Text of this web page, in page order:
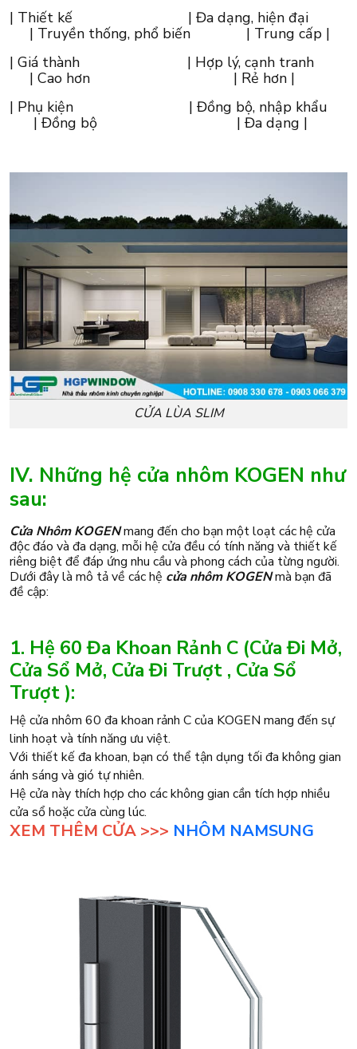
| Thiết kế | Đa dạng, hiện đại
| Truyền thống, phổ biến | Trung cấp |
| Giá thành | Hợp lý, cạnh tranh
| Cao hơn | Rẻ hơn |
| Phụ kiện | Đồng bộ, nhập khẩu
| Đồng bộ | Đa dạng |
CỬA LÙA SLIM
IV. Những hệ cửa nhôm KOGEN như
sau:
Cửa Nhôm KOGENmang đến cho bạn một loạt các hệ cửa
độc đáo và đa dạng, mỗi hệ cửa đều có tính năng và thiết kế
riêng biệt để đáp ứng nhu cầu và phong cách của từng người.
Dưới đây là mô tả về các hệ cửa nhôm KOGENmà bạn đã
đề cập:
1. Hệ 60 Đa Khoan Rảnh C (Cửa Đi Mở,
Cửa Sổ Mở, Cửa Đi Trượt , Cửa Sổ
Trượt ):
Hệ cửa nhôm 60 đa khoan rảnh C của KOGEN mang đến sự
linh hoạt và tính năng ưu việt.
Với thiết kế đa khoan, bạn có thể tận dụng tối đa không gian
ánh sáng và gió tự nhiên.
Hệ cửa này thích hợp cho các không gian cần tích hợp nhiều
cửa sổ hoặc cửa cùng lúc.
XEM THÊM CỬA >>> NHÔM NAMSUNG